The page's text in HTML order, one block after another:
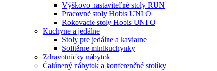
Výškovo nastaviteľné stoly RUN
Pracovné stoly Hobis UNI O
Rokovacie stoly Hobis UNI O
Kuchyne a jedálne
Stoly pre jedálne a kaviarne
Solitérne minikuchynky
Zdravotnícky nábytok
Čalúnený nábytok a konferenčné stolíky